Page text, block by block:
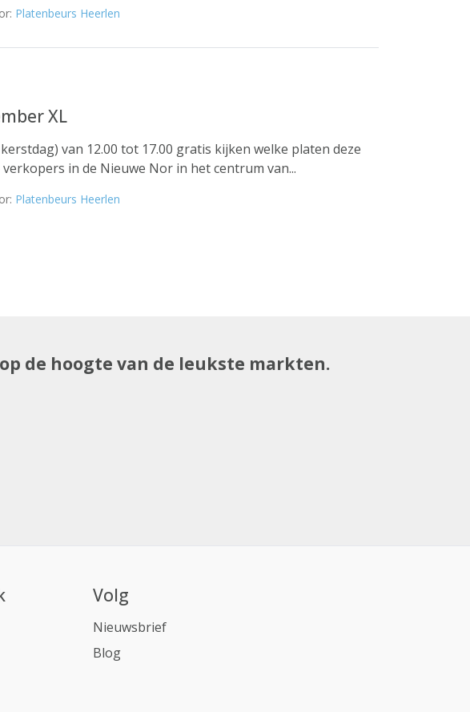
Platenbeurs Heerlen
XL
van 12.00 tot 17.00 gratis kijken welke platen deze
in de Nieuwe Nor in het centrum van...
Platenbeurs Heerlen
de hoogte van de leukste markten.
Volg
Nieuwsbrief
Blog